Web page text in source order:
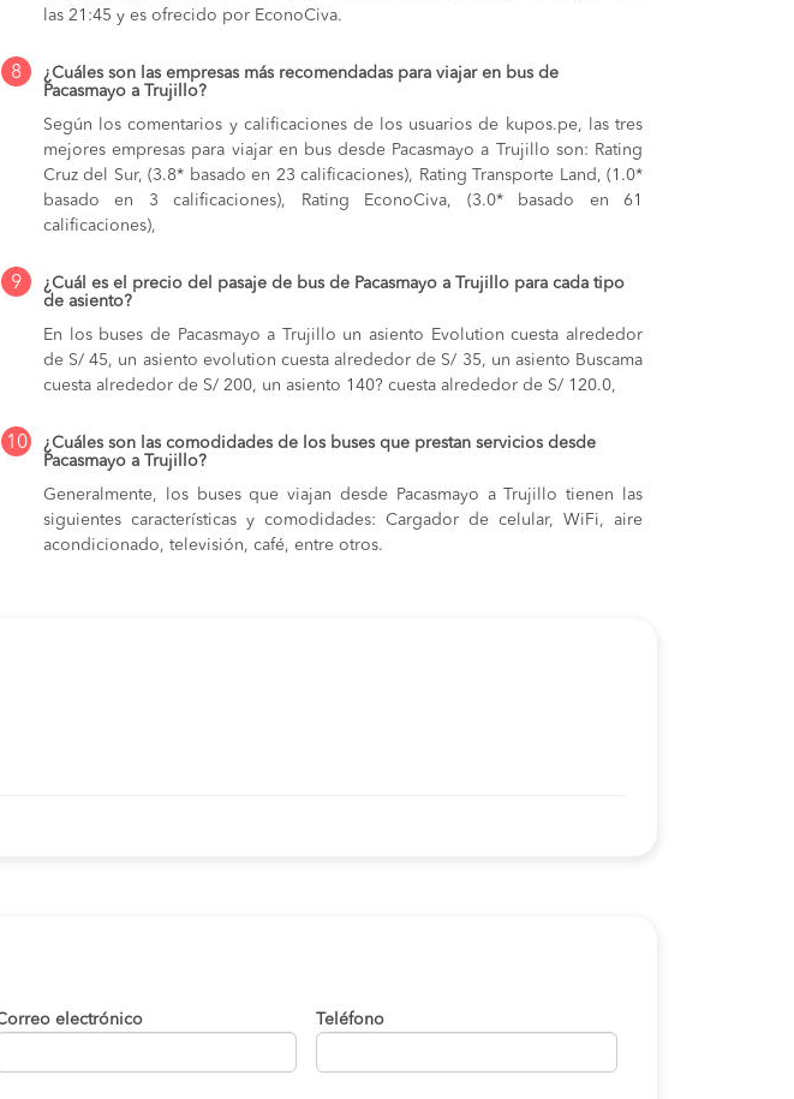
las 21:45 y es ofrecido por EconoCiva.
8
¿Cuáles son las empresas más recomendadas para viajar en bus de
Pacasmayo a Trujillo?
Según los comentarios y calificaciones de los usuarios de kupos.pe, las tres
mejores empresas para viajar en bus desde Pacasmayo a Trujillo son: Rating
Cruz del Sur, (3.8* basado en 23 calificaciones), Rating Transporte Land, (1.0*
basado en 3 calificaciones), Rating EconoCiva, (3.0* basado en 61
calificaciones),
9
¿Cuál es el precio del pasaje de bus de Pacasmayo a Trujillo para cada tipo
de asiento?
En los buses de Pacasmayo a Trujillo un asiento Evolution cuesta alrededor
de S/ 45, un asiento evolution cuesta alrededor de S/ 35, un asiento Buscama
cuesta alrededor de S/ 200, un asiento 140? cuesta alrededor de S/ 120.0,
10
¿Cuáles son las comodidades de los buses que prestan servicios desde
Pacasmayo a Trujillo?
Generalmente, los buses que viajan desde Pacasmayo a Trujillo tienen las
siguientes características y comodidades: Cargador de celular, WiFi, aire
acondicionado, televisión, café, entre otros.
electrónico Teléfono